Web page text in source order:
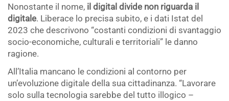
Nonostante il nome, il digital divide non riguarda il
digitale. Liberace lo precisa subito, e i dati Istat del
2023 che descrivono “costanti condizioni di svantaggio
socio-economiche, culturali e territoriali” le danno
ragione.
All’Italia mancano le condizioni al contorno per
un’evoluzione digitale della sua cittadinanza. “Lavorare
solo sulla tecnologia sarebbe del tutto illogico –